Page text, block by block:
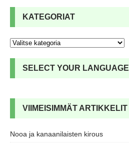
KATEGORIAT
SELECT YOUR LANGUAGE
VIIMEISIMMÄT ARTIKKELIT
Nooa ja kanaanilaisten kirous